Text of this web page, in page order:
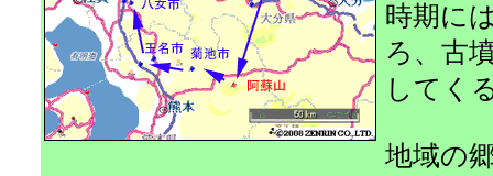
時期に
ろ、古
してく
地域の